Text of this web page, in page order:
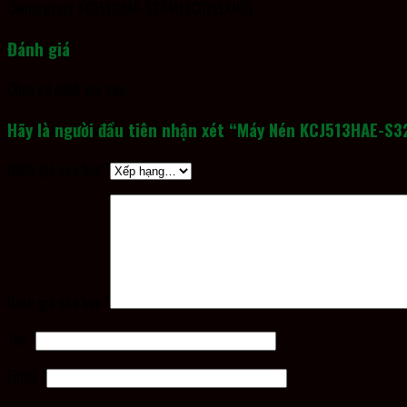
Đánh giá
Hãy là người đầu tiên nhận xét “Máy Nén KCJ513HAE-